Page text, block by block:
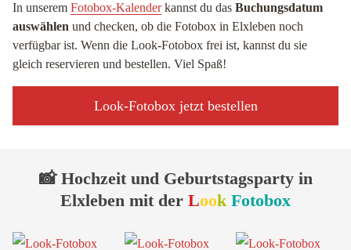
In unserem Fotobox-Kalenderkannst du das Buchungsdatum
auswählen und checken, ob die Fotobox in Elxleben noch
verfügbar ist. Wenn die Look-Fotobox frei ist, kannst du sie
gleich reservieren und bestellen. Viel Spaß!
Look-Fotobox jetzt bestellen
📸 Hochzeit und Geburtstagsparty in
Elxleben mit der Look Fotobox